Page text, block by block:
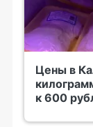
Цены в
к 600